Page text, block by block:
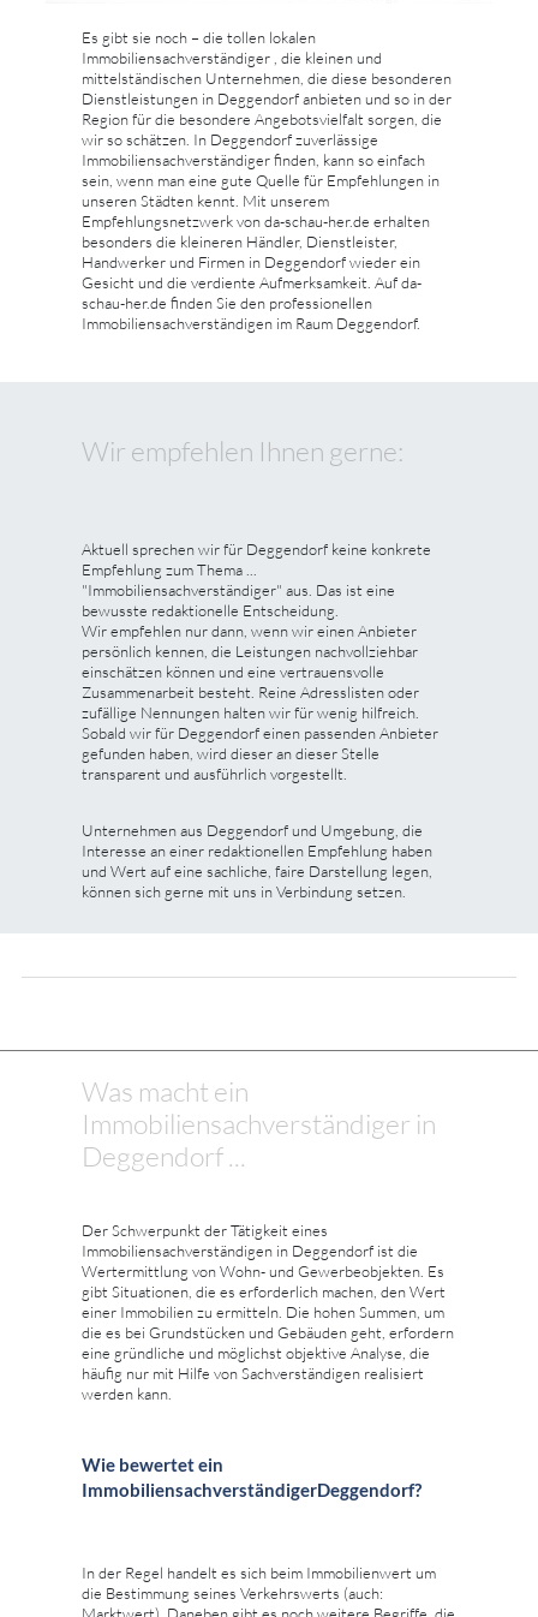
Es gibt sie noch – die tollen lokalen
Immobiliensachverständiger , die kleinen und
mittelständischen Unternehmen, die diese besonderen
Dienstleistungen in Deggendorf anbieten und so in der
Region für die besondere Angebotsvielfalt sorgen, die
wir so schätzen. In Deggendorf zuverlässige
Immobiliensachverständiger finden, kann so einfach
sein, wenn man eine gute Quelle für Empfehlungen in
unseren Städten kennt. Mit unserem
Empfehlungsnetzwerk von da-schau-her.de erhalten
besonders die kleineren Händler, Dienstleister,
Handwerker und Firmen in Deggendorf wieder ein
Gesicht und die verdiente Aufmerksamkeit. Auf da-
schau-her.de finden Sie den professionellen
Immobiliensachverständigen im Raum Deggendorf.
Wir empfehlen Ihnen gerne:
Aktuell sprechen wir für Deggendorf keine konkrete
Empfehlung zum Thema ...
"Immobiliensachverständiger" aus. Das ist eine
bewusste redaktionelle Entscheidung.
Wir empfehlen nur dann, wenn wir einen Anbieter
persönlich kennen, die Leistungen nachvollziehbar
einschätzen können und eine vertrauensvolle
Zusammenarbeit besteht. Reine Adresslisten oder
zufällige Nennungen halten wir für wenig hilfreich.
Sobald wir für Deggendorf einen passenden Anbieter
gefunden haben, wird dieser an dieser Stelle
transparent und ausführlich vorgestellt.
Unternehmen aus Deggendorf und Umgebung, die
Interesse an einer redaktionellen Empfehlung haben
und Wert auf eine sachliche, faire Darstellung legen,
können sich gerne mit uns in Verbindung setzen.
Was macht ein
Immobiliensachverständiger in
Deggendorf ...
Der Schwerpunkt der Tätigkeit eines
Immobiliensachverständigen in Deggendorf ist die
Wertermittlung von Wohn- und Gewerbeobjekten. Es
gibt Situationen, die es erforderlich machen, den Wert
einer Immobilien zu ermitteln. Die hohen Summen, um
die es bei Grundstücken und Gebäuden geht, erfordern
eine gründliche und möglichst objektive Analyse, die
häufig nur mit Hilfe von Sachverständigen realisiert
werden kann.
Wie bewertet ein
ImmobiliensachverständigerDeggendorf?
In der Regel handelt es sich beim Immobilienwert um
die Bestimmung seines Verkehrswerts (auch:
Marktwert). Daneben gibt es noch weitere Begriffe, die